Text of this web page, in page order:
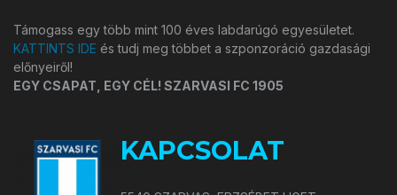
Támogass egy több mint 100 éves labdarúgó egyesületet.
KATTINTS IDE és tudj meg többet a szponzoráció gazdasági
előnyeiről!
EGY CSAPAT, EGY CÉL! SZARVASI FC 1905
KAPCSOLAT